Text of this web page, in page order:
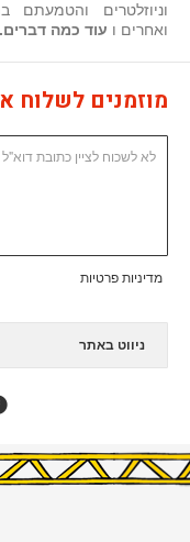
ואחרים ו עוד כמה
מוזמנים לשלוח
מדיניות פרטיות
ניווט באתר
אנימציה